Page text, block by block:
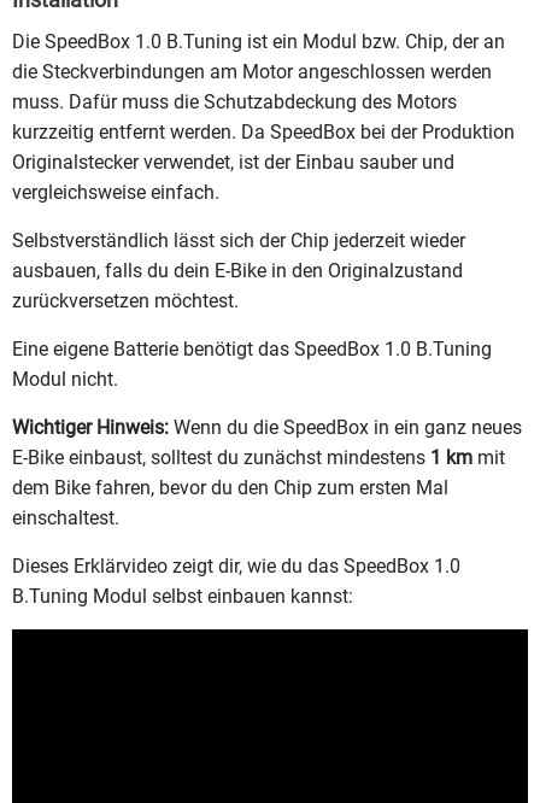
Die SpeedBox 1.0 B.Tuning ist ein Modul bzw. Chip, der an
die Steckverbindungen am Motor angeschlossen werden
muss. Dafür muss die Schutzabdeckung des Motors
kurzzeitig entfernt werden. Da SpeedBox bei der Produktion
Originalstecker verwendet, ist der Einbau sauber und
vergleichsweise einfach.
Selbstverständlich lässt sich der Chip jederzeit wieder
ausbauen, falls du dein E-Bike in den Originalzustand
zurückversetzen möchtest.
Eine eigene Batterie benötigt das SpeedBox 1.0 B.Tuning
Modul nicht.
Wichtiger Hinweis: Wenn du die SpeedBox in ein ganz neues
E-Bike einbaust, solltest du zunächst mindestens 1 km mit
dem Bike fahren, bevor du den Chip zum ersten Mal
einschaltest.
Dieses Erklärvideo zeigt dir, wie du das SpeedBox 1.0
B.Tuning Modul selbst einbauen kannst: